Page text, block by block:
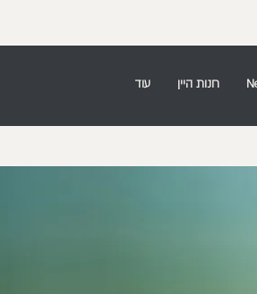
חנות היין עוד